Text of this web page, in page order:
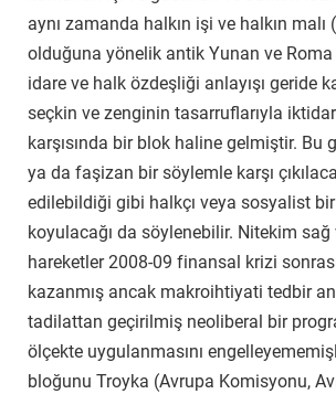
aynı zamanda halkın işi ve halkın malı (
olduğuna yönelik antik Yunan ve
idare ve halk özdeşliği anlayışı geride
seçkin ve zenginin tasarruflarıyla
karşısında bir blok haline gelmiştir. Bu
ya da faşizan bir söylemle karşı
edilebildiği gibi halkçı veya sosyalist
koyulacağı da söylenebilir. Nitekim
hareketler 2008-09 finansal krizi
kazanmış ancak makroihtiyati tedbir
tadilattan geçirilmiş neoliberal bir
ölçekte uygulanmasını
bloğunu Troyka (Avrupa Komisyonu,